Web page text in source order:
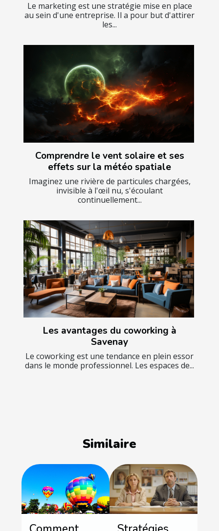
Le marketing est une stratégie mise en place
au sein d'une entreprise. Il a pour but d'attirer
les...
Comprendre le vent solaire et ses
effets sur la météo spatiale
Imaginez une rivière de particules chargées,
invisible à l'œil nu, s'écoulant
continuellement...
Les avantages du coworking à
Savenay
Le coworking est une tendance en plein essor
dans le monde professionnel. Les espaces de...
Similaire